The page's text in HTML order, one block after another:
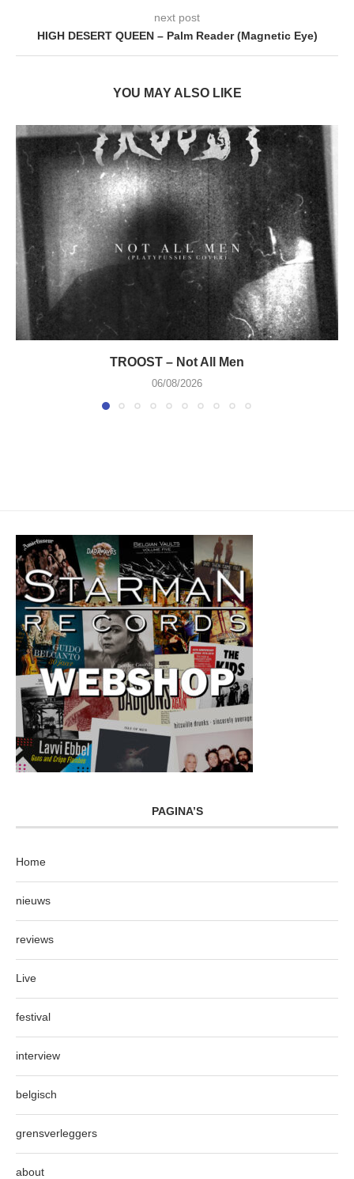
next post
HIGH DESERT QUEEN – Palm Reader (Magnetic Eye)
YOU MAY ALSO LIKE
TROOST – Not All Men
06/08/2026
PAGINA’S
Home
nieuws
reviews
Live
festival
interview
belgisch
grensverleggers
about